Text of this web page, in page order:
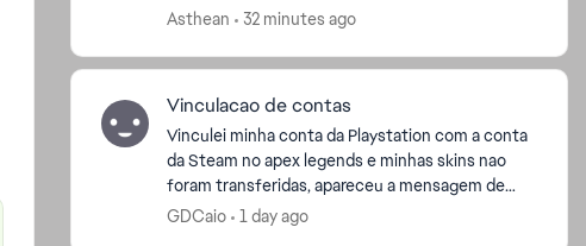
ja troquei dns nat aberta reiniciei modem e etc
Asthean 32 minutes ago
Vinculacao de contas
Vinculei minha conta da Playstation com a conta
da Steam no apex legends e minhas skins nao
foram transferidas, apareceu a mensagem de
vinculacao mas nao mudou nada agora na minha
GDCaio 1 day ago